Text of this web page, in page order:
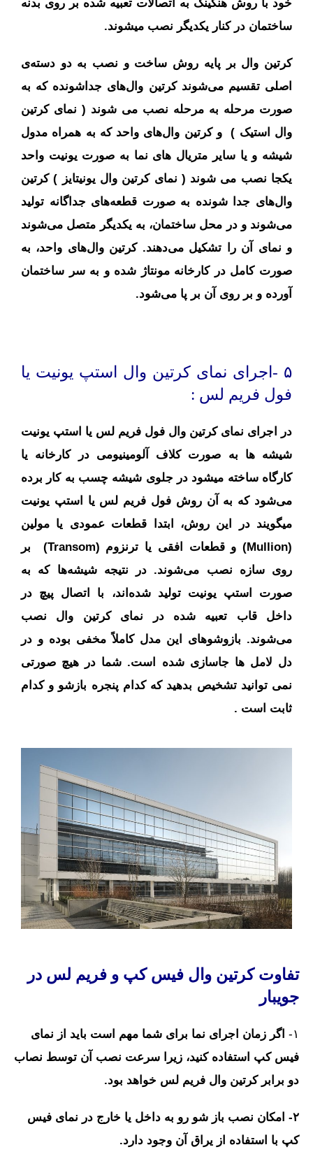
خود با روش هنگینگ به اتصالات تعبیه شده بر روی بدنه
ساختمان در کنار یکدیگر نصب میشوند.
کرتین وال بر پایه روش ساخت و نصب به دو دسته‌ی
اصلی تقسیم می‌شوند کرتین وال‌های جداشونده که به
صورت مرحله به مرحله نصب می شوند ( نمای کرتین
وال استیک ) و کرتین وال‌های واحد که به همراه مدول
شیشه و یا سایر متریال های نما به صورت یونیت واحد
یکجا نصب می شوند ( نمای کرتین وال یونیتایز ) کرتین
وال‌های جدا شونده به صورت قطعه‌های جداگانه تولید
می‌شوند و در محل ساختمان، به یکدیگر متصل می‌شوند
و نمای آن را تشکیل می‌دهند. کرتین وال‌های واحد، به
صورت کامل در کارخانه مونتاژ شده و به سر ساختمان
آورده و بر روی آن بر پا می‌شود.
۵ -اجرای نمای کرتین وال استپ یونیت یا
فول فریم لس :
در اجرای نمای کرتین وال فول فریم لس یا استپ یونیت
شیشه ها به صورت کلاف آلومینیومی در کارخانه یا
کارگاه ساخته میشود در جلوی شیشه چسب به کار برده
می‌شود که به آن روش فول فریم لس یا استپ یونیت
میگویند در این روش، ابتدا قطعات عمودی یا مولین
(Mullion) و قطعات افقی یا ترنزوم (Transom) بر
روی سازه نصب می‌شوند. در نتیجه شیشه‌ها که به
صورت استپ یونیت تولید شده‌اند، با اتصال پیچ در
داخل قاب تعبیه شده در نمای کرتین وال نصب
می‌شوند. بازوشوهای این مدل کاملاً مخفی بوده و در
دل لامل ها جاسازی شده است. شما در هیچ صورتی
نمی توانید تشخیص بدهید که کدام پنجره بازشو و کدام
ثابت است .
تفاوت کرتین وال فیس کپ و فریم لس در
جویبار
۱-
اگر زمان اجرای نما برای شما مهم است باید از نمای
فیس کپ استفاده کنید، زیرا سرعت نصب آن توسط نصاب
دو برابر کرتین وال فریم لس خواهد بود.
۲- امکان نصب باز شو رو به داخل یا خارج در نمای فیس
کپ با استفاده از یراق آن وجود دارد.